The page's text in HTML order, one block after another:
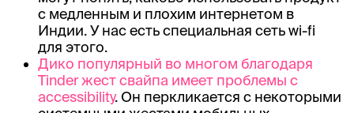
с медленным и плохим интернетом в
Индии. У нас есть специальная сеть wi-fi
для этого.
Дико популярный во многом благодаря
Tinder жест свайпа имеет проблемы с
accessibility. Он перкликается с некоторыми